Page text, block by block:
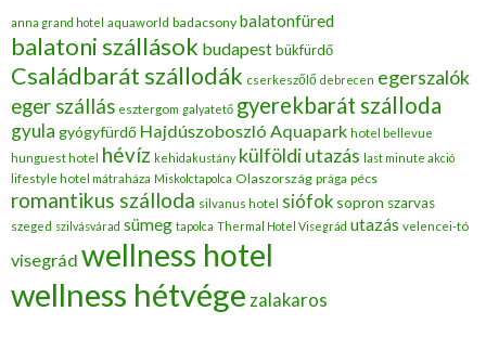
anna grand hotel aquaworld badacsony balatonfüred
balatoni szállások budapestbükfürdő
Családbarát szállodák cserkeszőlő debrecen egerszalók
eger szállás esztergom galyatető gyerekbarát szálloda
gyula gyógyfürdő Hajdúszoboszló Aquapark hotel bellevue
hunguest hotel
hévíz kehidakustány külföldi utazás last minute akció
lifestyle hotel mátraháza Miskolctapolca Olaszország prága pécs
romantikus szálloda silvanus hotel siófok sopron szarvas
szeged szilvásvárad sümeg tapolca Thermal Hotel Visegrád utazás velencei-tó
visegrád wellness hotel
wellness hétvége zalakaros